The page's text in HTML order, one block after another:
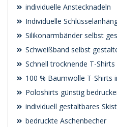
individuelle Anstecknadeln
Individuelle
Silikonarmbänder selbst
Schweißband selbst
Schnell trocknende T-
100 % Baumwolle T-Shirts
Poloshirts günstig
individuell gestaltbares
bedruckte Aschenbecher